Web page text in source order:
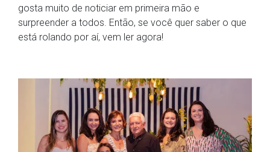
gosta muito de noticiar em primeira mão e
surpreender a todos. Então, se você quer saber o que
está rolando por aí, vem ler agora!